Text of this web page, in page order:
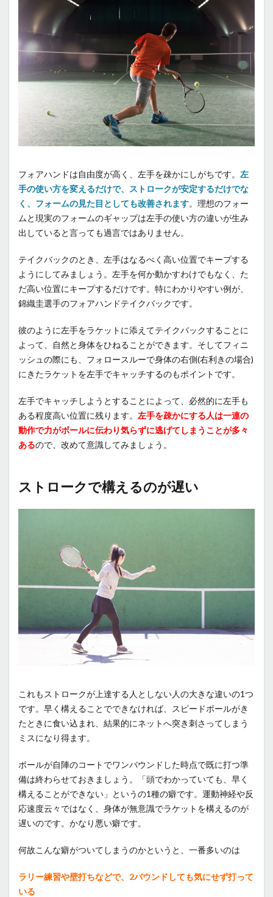
フォアハンドは自由度が高く、左手を疎かにしがちです。 左
手の使い方を変えるだけで、ストロークが安定するだけでな
く、フォームの見た目としても改善されます。理想のフォー
ムと現実のフォームのギャップは左手の使い方の違いが生み
出していると言っても過言ではありません。
テイクバックのとき、左手はなるべく高い位置でキープする
ようにしてみましょう。左手を何か動かすわけでもなく、た
だ高い位置にキープするだけです。特にわかりやすい例が、
錦織圭選手のフォアハンドテイクバックです。
彼のように左手をラケットに添えてテイクバックすることに
よって、自然と身体をひねることができます。そしてフィニ
ッシュの際にも、フォロースルーで身体の右側(右利きの場合)
にきたラケットを左手でキャッチするのもポイントです。
左手でキャッチしようとすることによって、必然的に左手も
ある程度高い位置に残ります。 左手を疎かにする人は一連の
動作で力がボールに伝わり気らずに逃げてしまうことが多々
あるので、改めて意識してみましょう。
ストロークで構えるのが遅い
これもストロークが上達する人としない人の大きな違いの1つ
です。早く構えることでできなければ、スピードボールがき
たときに食い込まれ、結果的にネットへ突き刺さってしまう
ミスになり得ます。
ボールが自陣のコートでワンバウンドした時点で既に打つ準
備は終わらせておきましょう。「頭でわかっていても、早く
構えることができない」というの1種の癖です。運動神経や反
応速度云々ではなく、身体が無意識でラケットを構えるのが
遅いのです。かなり悪い癖です。
何故こんな癖がついてしまうのかというと、一番多いのは
ラリー練習や壁打ちなどで、2バウンドしても気にせず打って
いる